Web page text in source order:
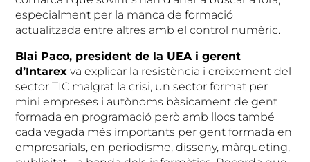
especialment per la manca de formació
actualitzada entre altres amb el control numèric.
Blai Paco, president de la UEA i gerent
d’Intarex va explicar la resistència i creixement del
sector TIC malgrat la crisi, un sector format per
mini empreses i autònoms bàsicament de gent
formada en programació però amb llocs també
cada vegada més importants per gent formada en
empresarials, en periodisme, disseny, màrqueting,